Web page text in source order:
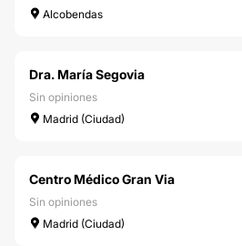
Alcobendas
Dra. María Segovia
Sin opiniones
Madrid (Ciudad)
Centro Médico Gran Via
Sin opiniones
Madrid (Ciudad)